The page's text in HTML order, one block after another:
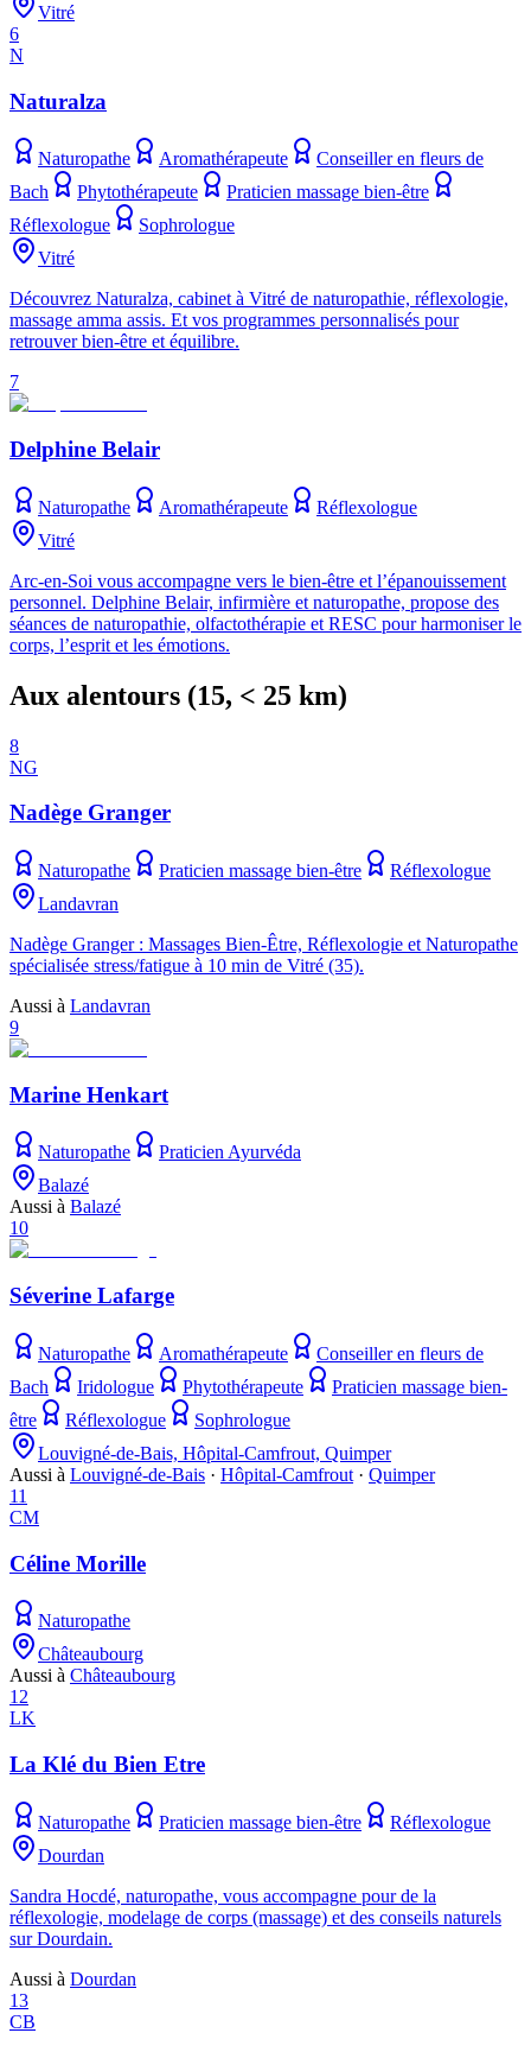
Vitré
6
N
Naturalza
Naturopathe Aromathérapeute
Conseiller en fleurs de
Bach
Phytothérapeute
Praticien massage bien-être
Réflexologue
Sophrologue
Vitré
Découvrez Naturalza, cabinet à Vitré de naturopathie, réflexologie,
massage amma assis. Et vos programmes personnalisés pour
retrouver bien-être et équilibre.
7
Delphine Belair
Naturopathe Aromathérapeute
Réflexologue
Vitré
Arc-en-Soi vous accompagne vers le bien-être et l’épanouissement
personnel. Delphine Belair, infirmière et naturopathe, propose des
séances de naturopathie, olfactothérapie et RESC pour harmoniser le
corps, l’esprit et les émotions.
Aux alentours (15, < 25 km)
8
NG
Nadège Granger
Naturopathe Praticien massage bien-être
Réflexologue
Landavran
Nadège Granger : Massages Bien-Être, Réflexologie et Naturopathe
spécialisée stress/fatigue à 10 min de Vitré (35).
Aussi à Landavran
9
Marine Henkart
Naturopathe
Praticien Ayurvéda
Balazé
Aussi à Balazé
10
Séverine Lafarge
Naturopathe Aromathérapeute
Conseiller en fleurs de
Bach
Iridologue Phytothérapeute
Praticien massage bien-
être
Réflexologue
Sophrologue
Louvigné-de-Bais, Hôpital-Camfrout, Quimper
Aussi à Louvigné-de-Bais · Hôpital-Camfrout · Quimper
11
CM
Céline Morille
Naturopathe
Châteaubourg
Aussi à Châteaubourg
12
LK
La Klé du Bien Etre
Naturopathe Praticien massage bien-être
Réflexologue
Dourdan
Sandra Hocdé, naturopathe, vous accompagne pour de la
réflexologie, modelage de corps (massage) et des conseils naturels
sur Dourdain.
Aussi à Dourdan
13
CB